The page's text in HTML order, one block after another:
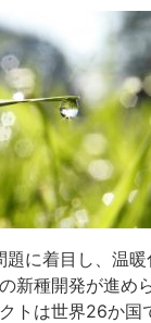
に着目し、温
新種開発が進め
トは世界26か国